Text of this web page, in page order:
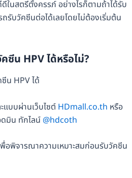
นสตรีตั้งครรภ์ อย่างไรก็ตามถ้าได้รับ
รับวัคซีนต่อได้เลยโดยไม่ต้องเริ่มต้น
น HPV ได้หรือไม่?
น HPV ได้
แบบผ่านเว็บไซต์​ HDmall.co.th หรือ
มิน ทักไลน์ @hdcoth
อพิจารณาความเหมาะสมก่อนรับวัคซีน